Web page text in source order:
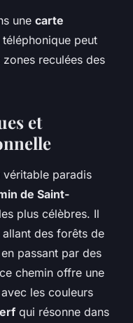
une carte
peut
reculées des
et
véritable paradis
de Saint-
plus célèbres. Il
des forêts de
passant par des
chemin offre une
les couleurs
qui résonne dans